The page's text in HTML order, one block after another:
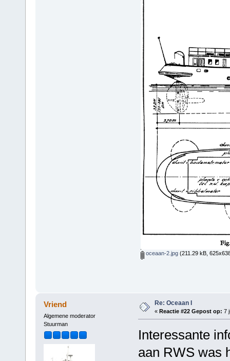
oceaan-2.jpg(211.29 kB,
Vriend
Algemene moderator
Stuurman
Re: Oceaan I
« Reactie #22 Gepost op: 7
Interessante
aan RWS was